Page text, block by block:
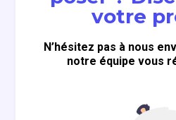
votre
N’hésitez pas à nous
notre équipe vous